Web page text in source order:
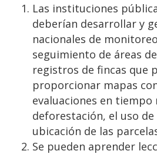
Las instituciones
deberían desarrollar y
nacionales de
seguimiento de áreas
registros de fincas que
proporcionar mapas
evaluaciones en tiempo
deforestación, el uso
ubicación de las
Se pueden aprender